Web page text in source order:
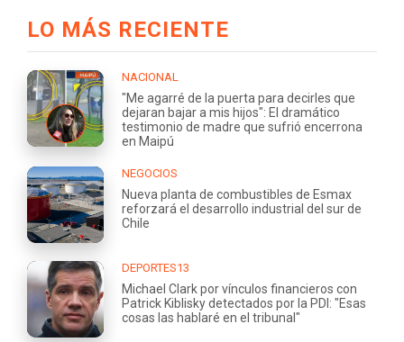
LO MÁS RECIENTE
NACIONAL
"Me agarré de la puerta para decirles que
dejaran bajar a mis hijos": El dramático
testimonio de madre que sufrió encerrona
en Maipú
NEGOCIOS
Nueva planta de combustibles de Esmax
reforzará el desarrollo industrial del sur de
Chile
DEPORTES13
Michael Clark por vínculos financieros con
Patrick Kiblisky detectados por la PDI: "Esas
cosas las hablaré en el tribunal"